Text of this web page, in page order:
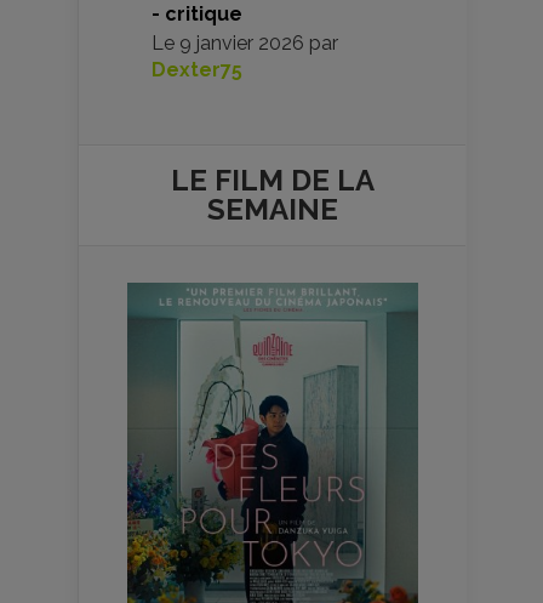
- critique
Le 9 janvier 2026 par
Dexter75
LE FILM DE LA
SEMAINE